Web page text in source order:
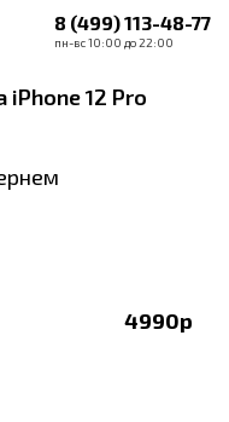
8 (499) 113-48-77
пн-вс 10:00 до 22:00
iPhone 12 Pro
4990р